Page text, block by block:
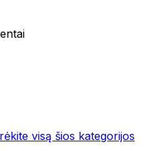
visą šios kategorijos